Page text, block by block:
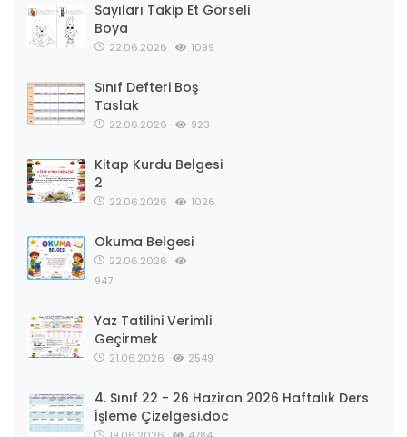
Sayıları Takip Et Görseli
Boya
22.06.2026 1099
Sınıf Defteri Boş
Taslak
22.06.2026 923
Kitap Kurdu Belgesi
2
22.06.2026 1026
Okuma Belgesi
22.06.2026
947
Yaz Tatilini Verimli
Geçirmek
21.06.2026 2549
4. Sınıf 22 - 26 Haziran 2026 Haftalık Ders
İşleme Çizelgesi.doc